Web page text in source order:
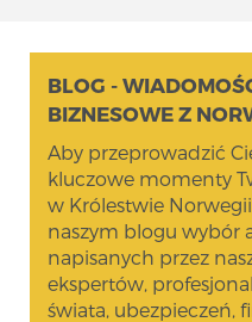
BLOG -
BIZNESOWE Z
Aby przeprowadzić
kluczowe momenty
w Królestwie
naszym blogu wybór
napisanych przez
ekspertów,
świata, ubezpieczeń,